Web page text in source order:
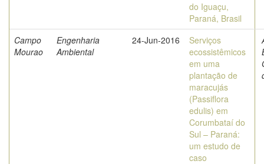
do Iguaçu,
Paraná, Brasil
Campo
Mourao
Engenharia
Ambiental
24-Jun-2016
Serviços
ecossistêmicos
em uma
plantação de
maracujás
(Passiflora
edulis) em
Corumbataí do
Sul – Paraná:
um estudo de
caso